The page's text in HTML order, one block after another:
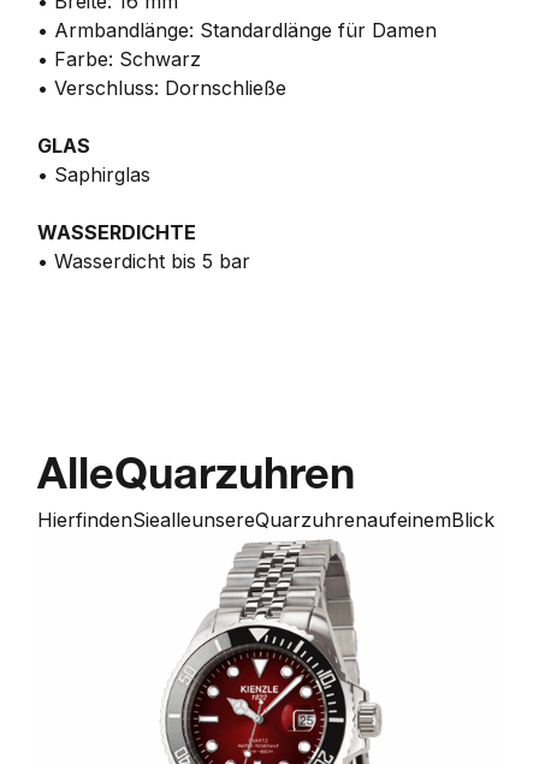
• Armbandlänge: Standardlänge für Damen
• Farbe: Schwarz
• Verschluss: Dornschließe
GLAS
• Saphirglas
WASSERDICHTE
• Wasserdicht bis 5 bar
AlleQuarzuhren
HierfindenSiealleunsereQuarzuhrenaufeinemBlick